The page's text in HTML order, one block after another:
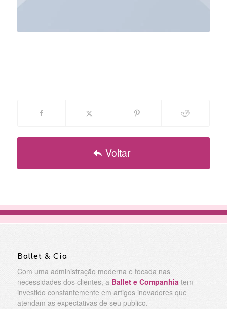
Voltar
Ballet & Cia
Com uma administração moderna e focada nas
necessidades dos clientes, a Ballet e Companhiatem
investido constantemente em artigos inovadores que
atendam as expectativas de seu publico.